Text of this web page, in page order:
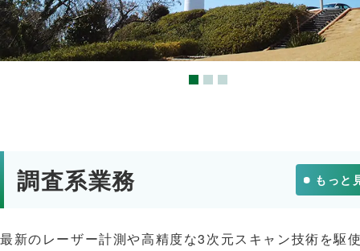
調査系業務 もっと
最新のレーザー計測や高精度な3次元スキャン技術を駆